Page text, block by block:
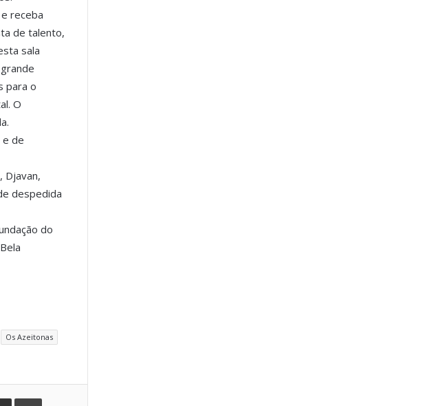
receba
de talento,
sala
para o
O
de
Djavan,
despedida
do
Os Azeitonas
Share via Email Print